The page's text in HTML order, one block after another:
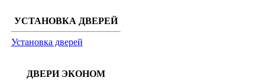
УСТАНОВКА ДВЕРЕЙ
Установка дверей
ДВЕРИ ЭКОНОМ